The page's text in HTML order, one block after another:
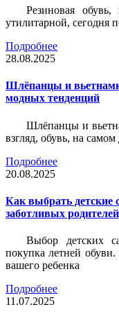
Резиновая обувь,
утилитарной, сегодня
Подробнее
28.08.2025
Шлёпанцы и
модных тенденций
Шлёпанцы и
взгляд, обувь, на
Подробнее
20.08.2025
Как выбрать детские
заботливых родителей
Выбор детских
покупка летней
вашего ребенка
Подробнее
11.07.2025